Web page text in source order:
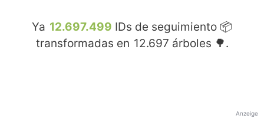
Ya 12.697.499 IDs de seguimiento 📦
transformadas en 12.697 árboles 🌳.
Anzeige